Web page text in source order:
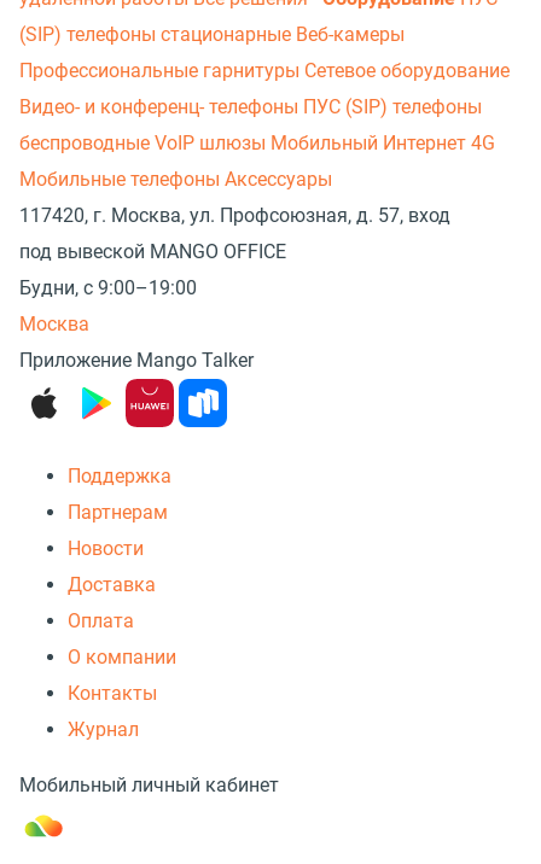
(SIP) телефоны стационарные Веб-камеры
Профессиональные гарнитуры Сетевое оборудование
Видео- и конференц- телефоны ПУС (SIP) телефоны
беспроводные VoIP шлюзы Мобильный Интернет 4G
Мобильные телефоны Аксессуары
117420, г. Москва, ул. Профсоюзная, д. 57, вход
под вывеской MANGO OFFICE
Будни, с 9:00–19:00
Москва
Приложение Mango Talker
Поддержка
Партнерам
Новости
Доставка
Оплата
О компании
Контакты
Журнал
Мобильный личный кабинет